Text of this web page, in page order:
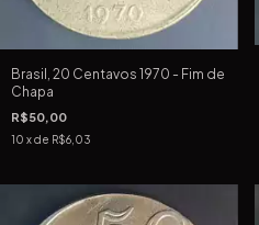
Brasil, 20 Centavos 1970 - Fim de
Chapa
R$50,00
10 x de R$6,03